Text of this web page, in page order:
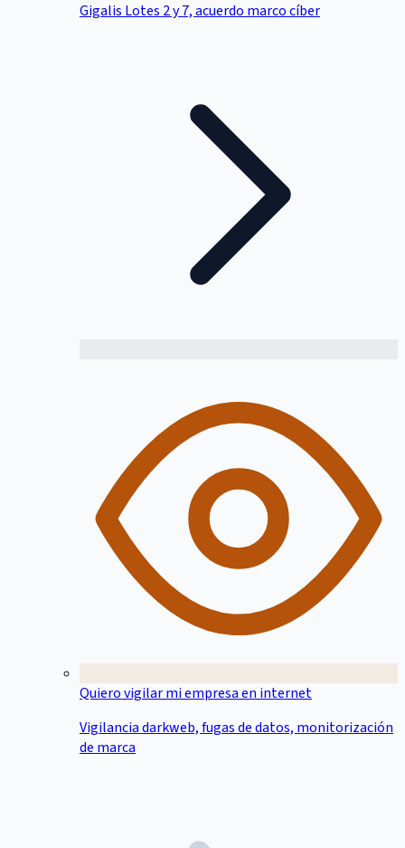
Gigalis Lotes 2 y 7, acuerdo marco cíber
Quiero vigilar mi empresa en internet
Vigilancia darkweb, fugas de datos, monitorización
de marca